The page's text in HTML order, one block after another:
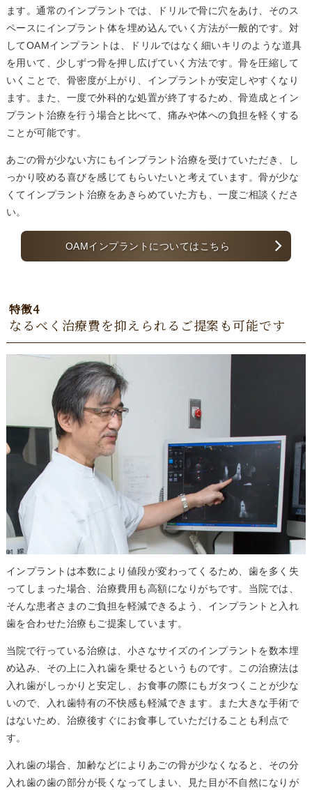
ます。通常のインプラントでは、ドリルで骨に穴をあけ、そのス
ペースにインプラント体を埋め込んでいく方法が一般的です。対
してOAMインプラントは、ドリルではなく細いキリのような道具
を用いて、少しずつ骨を押し広げていく方法です。骨を圧縮して
いくことで、骨密度が上がり、インプラントが安定しやすくなり
ます。また、一度で外科的な処置が終了するため、骨造成とイン
プラント治療を行う場合と比べて、痛みや体への負担を軽くする
ことが可能です。
あごの骨が少ない方にもインプラント治療を受けていただき、し
っかり咬める喜びを感じてもらいたいと考えています。骨が少な
くてインプラント治療をあきらめていた方も、一度ご相談くださ
い。
OAMインプラントについてはこちら
特徴4
なるべく治療費を抑えられるご提案も可能です
インプラントは本数により値段が変わってくるため、歯を多く失
ってしまった場合、治療費用も高額になりがちです。当院では、
そんな患者さまのご負担を軽減できるよう、インプラントと入れ
歯を合わせた治療もご提案しています。
当院で行っている治療は、小さなサイズのインプラントを数本埋
め込み、その上に入れ歯を乗せるというものです。この治療法は
入れ歯がしっかりと安定し、お食事の際にもガタつくことが少な
いので、入れ歯特有の不快感も軽減できます。また大きな手術で
はないため、治療後すぐにお食事していただけることも利点で
す。
入れ歯の場合、加齢などによりあごの骨が少なくなると、その分
入れ歯の歯の部分が長くなってしまい、見た目が不自然になりが